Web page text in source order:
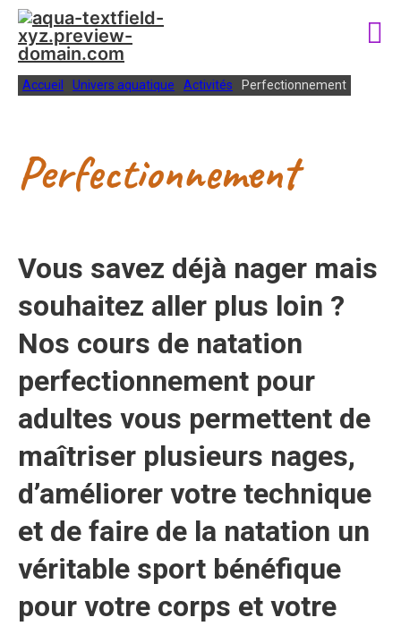
Accueil Univers aquatique Activités Perfectionnement
Perfectionnement
Vous savez déjà nager mais
souhaitez aller plus loin ?
Nos cours de natation
perfectionnement pour
adultes vous permettent de
maîtriser plusieurs nages,
d’améliorer votre technique
et de faire de la natation un
véritable sport bénéfique
pour votre corps et votre